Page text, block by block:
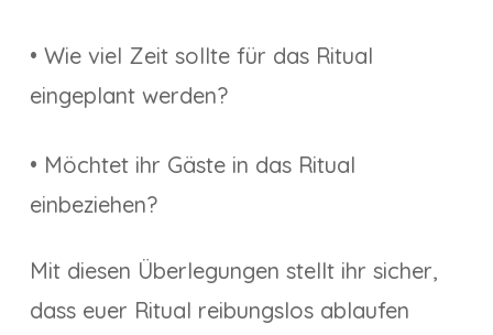
• Wie viel Zeit sollte für das Ritual
eingeplant werden?
• Möchtet ihr Gäste in das Ritual
einbeziehen?
Mit diesen Überlegungen stellt ihr sicher,
dass euer Ritual reibungslos ablaufen